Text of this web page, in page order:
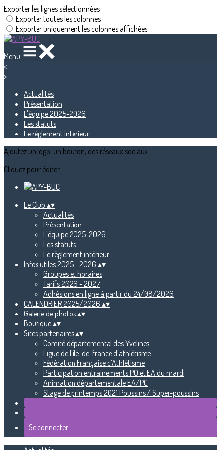
Exporter les lignes sélectionnées
Exporter toutes les colonnes
Exporter uniquement les colonnes affichées
Menu
<
>
Actualités
Présentation
L'équipe 2025-2026
Les statuts
Le règlement intérieur
Ajoutez un logo, un bouton, des réseaux sociaux
Cliquez pour éditer
Le Club ▴▾
Actualités
Présentation
L'équipe 2025-2026
Les statuts
Le règlement intérieur
Infos utiles 2025 - 2026 ▴▾
Groupes et horaires
Tarifs 2026 - 2027
Adhésions en ligne à partir du 24/08/2026
CALENDRIER 2025/2026 ▴▾
Galerie de photos▴▾
Boutique▴▾
Sites partenaires▴▾
Comité départemental des Yvelines
Ligue de l'île-de-france d'athlétisme
Fédération Française d'Athlétisme
Participation entrainements PO et EA du mardi
Animation départementale EA/PO
Stage de printemps 2021 Poussins / Super-poussins
Se connecter